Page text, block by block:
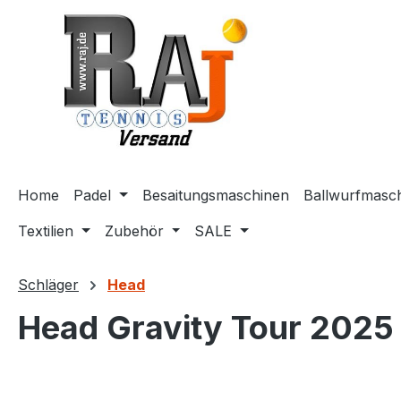
Hauptinhalt springen
Zur Suche springen
Zur Hauptnavigation springen
Home Padel Besaitungsmaschinen
Textilien
Zubehör SALE
Schläger Head
Head Gravity Tour 2025